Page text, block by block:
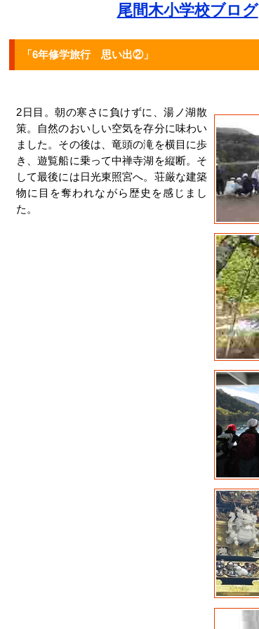
尾間木小学校ブログ
「6年修学旅行 思い出②」
2日目。朝の寒さに負けずに、湯ノ湖散
策。自然のおいしい空気を存分に味わい
ました。その後は、竜頭の滝を横目に歩
き、遊覧船に乗って中禅寺湖を縦断。そ
して最後には日光東照宮へ。荘厳な建築
物に目を奪われながら歴史を感じまし
た。